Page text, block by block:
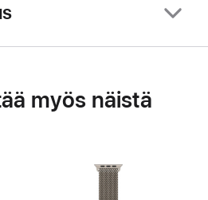
myös näistä